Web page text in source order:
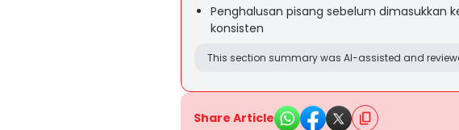
Penghalusan pisang sebelum dimasukkan
konsisten
This section summary was AI-assisted and
Share Article